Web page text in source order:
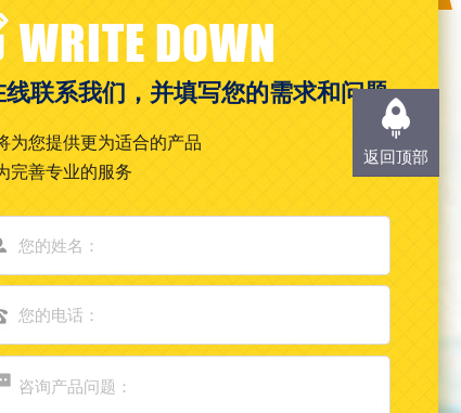
WRITE DOWN
线联系我们，并填写您的需求和问题
为您提供更为适合的产品
完善专业的服务
返回顶部